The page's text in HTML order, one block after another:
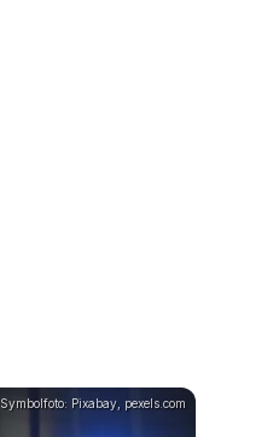
Symbolfoto: Pixabay, pexels.com